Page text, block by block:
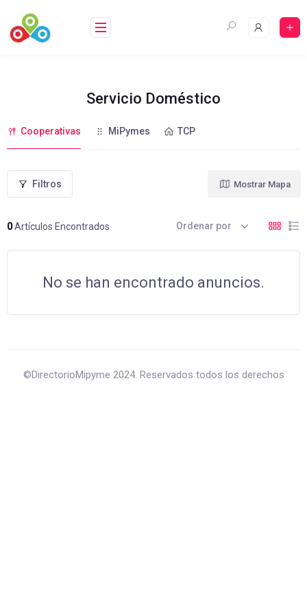
contenido
Servicio Doméstico
Cooperativas MiPymes TCP
Filtros
0Artículos Encontrados
Mostrar Mapa
Ordenar por
No se han encontrado anuncios.
©DirectorioMipyme 2024. Reservados todos los derechos